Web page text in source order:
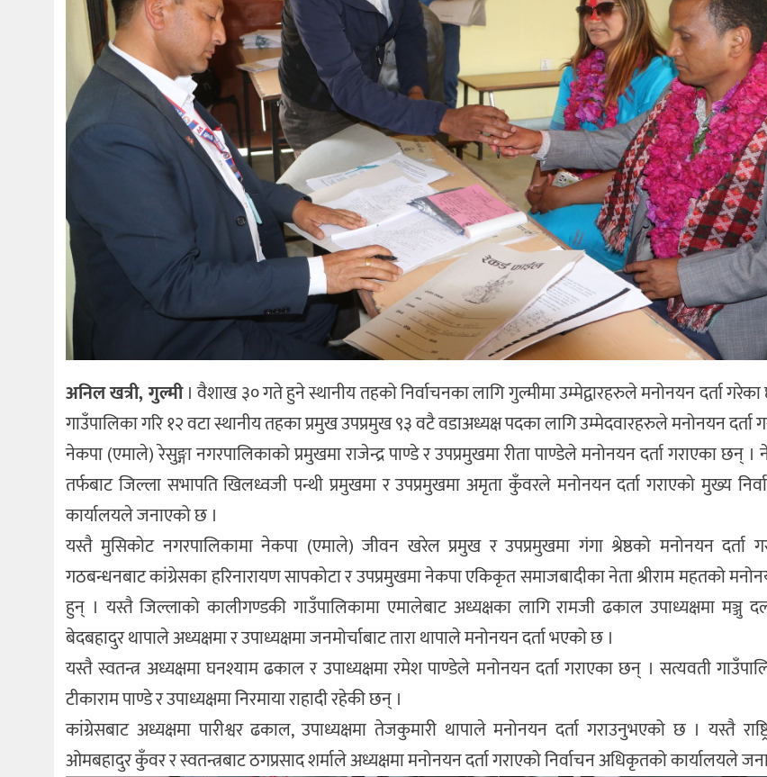
अनिल खत्री, गुल्मी। वैशाख ३० गते हुने स्थानीय तहको निर्वाचनका लागि गुल्मीमा उम्मेद्वारहरुले मनोनयन दर्ता
गाउँपालिका गरि १२ वटा स्थानीय तहका प्रमुख उपप्रमुख ९३ वटै वडाअध्यक्ष पदका लागि उम्मेदवारहरुले मनोनयन दर्ता
नेकपा (एमाले) रेसुङ्गा नगरपालिकाको प्रमुखमा राजेन्द्र पाण्डे र उपप्रमुखमा रीता पाण्डेले मनोनयन दर्ता गराएका छन् ।
तर्फबाट जिल्ला सभापति खिलध्वजी पन्थी प्रमुखमा र उपप्रमुखमा अमृता कुँवरले मनोनयन दर्ता गराएको मुख्य
कार्यालयले जनाएको छ ।
यस्तै मुसिकोट नगरपालिकामा नेकपा (एमाले) जीवन खरेल प्रमुख र उपप्रमुखमा गंगा श्रेष्ठको मनोनयन दर्ता
गठबन्धनबाट कांग्रेसका हरिनारायण सापकोटा र उपप्रमुखमा नेकपा एकिकृत समाजबादीका नेता श्रीराम महतको
हुन् । यस्तै जिल्लाको कालीगण्डकी गाउँपालिकामा एमालेबाट अध्यक्षका लागि रामजी ढकाल उपाध्यक्षमा मञ्जु
बेदबहादुर थापाले अध्यक्षमा र उपाध्यक्षमा जनमोर्चाबाट तारा थापाले मनोनयन दर्ता भएको छ ।
यस्तै स्वतन्त्र अध्यक्षमा घनश्याम ढकाल र उपाध्यक्षमा रमेश पाण्डेले मनोनयन दर्ता गराएका छन् । सत्यवती
टीकाराम पाण्डे र उपाध्यक्षमा निरमाया राहादी रहेकी छन् ।
कांग्रेसबाट अध्यक्षमा पारीश्वर ढकाल, उपाध्यक्षमा तेजकुमारी थापाले मनोनयन दर्ता गराउनुभएको छ । यस्तै
ओमबहादुर कुँवर र स्वतन्त्रबाट ठगप्रसाद शर्माले अध्यक्षमा मनोनयन दर्ता गराएको निर्वाचन अधिकृतको कार्यालयले